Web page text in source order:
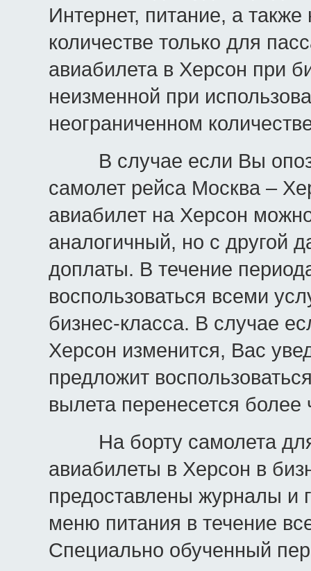
Интернет, питание, а
количестве только для
авиабилета в Херсон при
неизменной при
неограниченном
В случае если Вы
самолет рейса Москва –
авиабилет на Херсон
аналогичный, но с другой
доплаты. В течение
воспользоваться всеми
бизнес-класса. В случае
Херсон изменится, Вас
предложит
вылета перенесется более
На борту самолета для
авиабилеты в Херсон в
предоставлены журналы и
меню питания в течение
Специально обученный